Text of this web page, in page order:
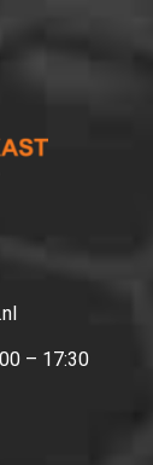
– 17:30
Afrekenen